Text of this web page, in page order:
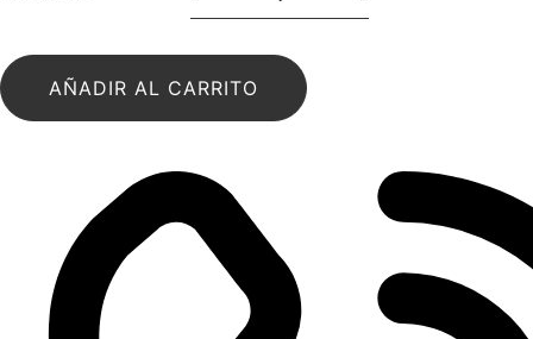
AÑADIR AL CARRITO